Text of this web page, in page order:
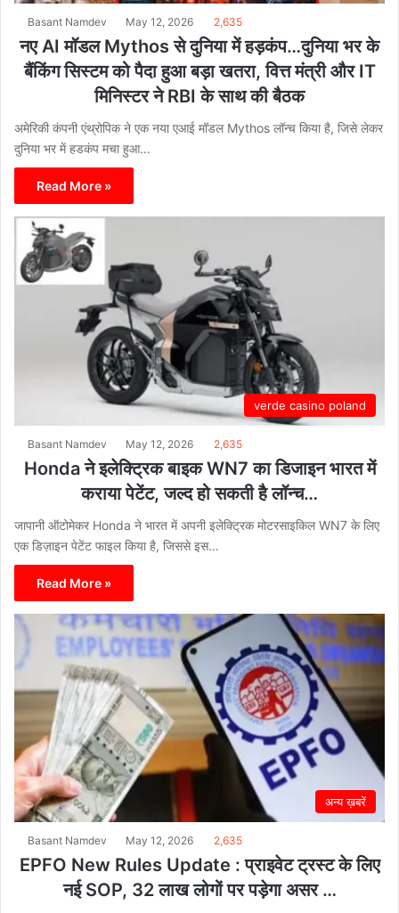
Basant Namdev May 12, 2026 2,635
नए AI मॉडल Mythos से दुनिया में हड़कंप…दुनिया भर के
बैंकिंग सिस्टम को पैदा हुआ बड़ा खतरा, वित्त मंत्री और IT
मिनिस्‍टर ने RBI के साथ की बैठक
अमेरिकी कंपनी एंथ्रोपिक ने एक नया एआई मॉडल Mythos लॉन्‍च किया है, जिसे लेकर
दुनिया भर में हडकंप मचा हुआ…
Read More »
verde casino poland
Basant Namdev May 12, 2026 2,635
Honda ने इलेक्ट्रिक बाइक WN7 का डिजाइन भारत में
कराया पेटेंट, जल्द हो सकती है लॉन्च…
जापानी ऑटोमेकर Honda ने भारत में अपनी इलेक्ट्रिक मोटरसाइकिल WN7 के लिए
एक डिज़ाइन पेटेंट फाइल किया है, जिससे इस…
Read More »
अन्य ख़बरें
Basant Namdev May 12, 2026 2,635
EPFO New Rules Update : प्राइवेट ट्रस्ट के लिए
नई SOP, 32 लाख लोगों पर पड़ेगा असर …